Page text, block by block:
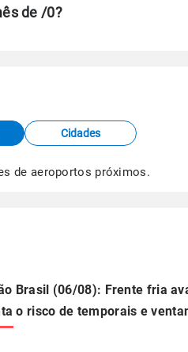
de /0?
Cidades
de aeroportos próximos.
Brasil (06/08): Frente fria
o risco de temporais e